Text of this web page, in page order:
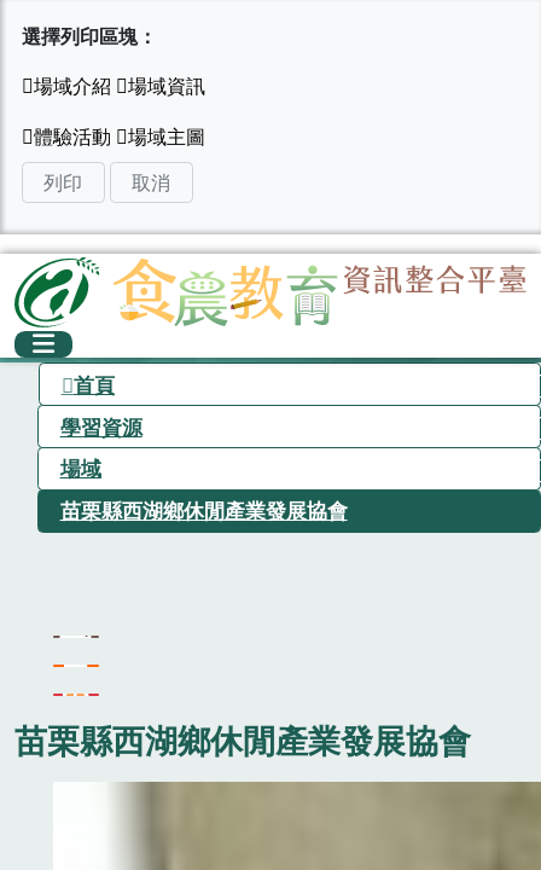
選擇列印區塊：
列印 取消
首頁
學習資源
場域
苗栗縣西湖鄉休閒產業發展協會
苗栗縣西湖鄉休閒產業發展協會